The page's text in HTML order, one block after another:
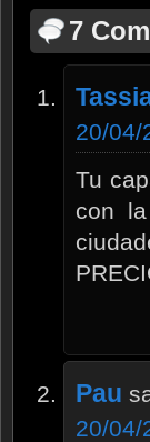
7
20/04/
Tu
con
Pau
20/04/